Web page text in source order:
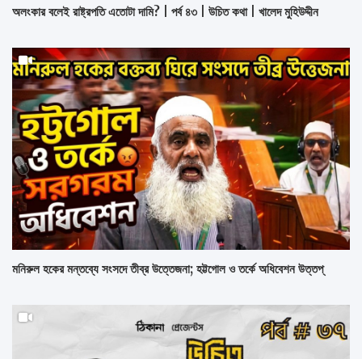
অলংকার বলেই রাষ্ট্রপতি এতোটা দামি? | পর্ব ৪৩ | উচিত কথা | খালেদ মুহিউদ্দীন
মনিরুল হকের মন্তব্যে সংসদে তীব্র উত্তেজনা; হট্টগোল ও তর্কে অধিবেশন উত্তপ্